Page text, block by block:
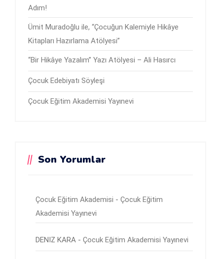
Adım!
Ümit Muradoğlu ile, “Çocuğun Kalemiyle Hikâye
Kitapları Hazırlama Atölyesi”
“Bir Hikâye Yazalım” Yazı Atölyesi – Ali Hasırcı
Çocuk Edebiyatı Söyleşi
Çocuk Eğitim Akademisi Yayınevi
Son Yorumlar
Çocuk Eğitim Akademisi - Çocuk Eğitim
Akademisi Yayınevi
DENIZ KARA - Çocuk Eğitim Akademisi Yayınevi